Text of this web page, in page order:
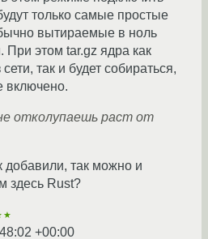
только самые простые
вытираемые в ноль
При этом tar.gz ядра как
так и будет собираться,
включено.
отколупаешь раст от
добавили, так можно и
здесь Rust?
+00:00